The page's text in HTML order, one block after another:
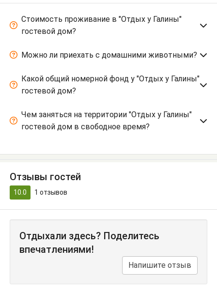
Стоимость проживание в "Отдых у Галины"
гостевой дом?
Можно ли приехать с домашними животными?
Какой общий номерной фонд у "Отдых у Галины"
гостевой дом?
Чем заняться на территории "Отдых у Галины"
гостевой дом в свободное время?
Отзывы гостей
10.0 1 отзывов
Отдыхали здесь? Поделитесь
впечатлениями!
Напишите отзыв